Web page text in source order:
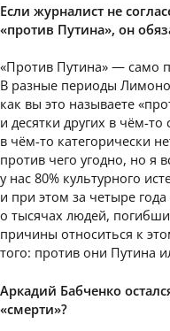
Если журналист не
«против Путина», он
«Против Путина» — само
В разные периоды
как вы это называете
и десятки других в чём-
в чём-то категорически
против чего угодно, но я
у нас 80% культурного
и при этом за четыре
о тысячах людей,
причины относиться к
того: против они Путина
Аркадий Бабченко
«смерти»?